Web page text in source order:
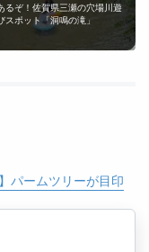
るぞ！佐賀県三瀬の穴場川遊
スポット「洞鳴の滝」
パームツリーが目印